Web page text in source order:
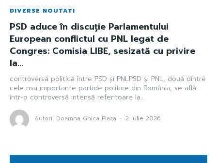
DIVERSE NOUTATI
PSD aduce în discuție Parlamentului
European conflictul cu PNL legat de
Congres: Comisia LIBE, sesizată cu privire
la…
controversă politică între PSD și PNLPSD și PNL, două dintre
cele mai importante partide politice din România, se află
într-o controversă intensă referitoare la...
Autorii Doamna Ghica Plaza - 2 iulie 2026